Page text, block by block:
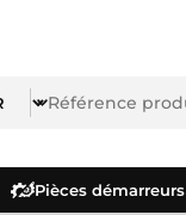
Pièces démarreurs